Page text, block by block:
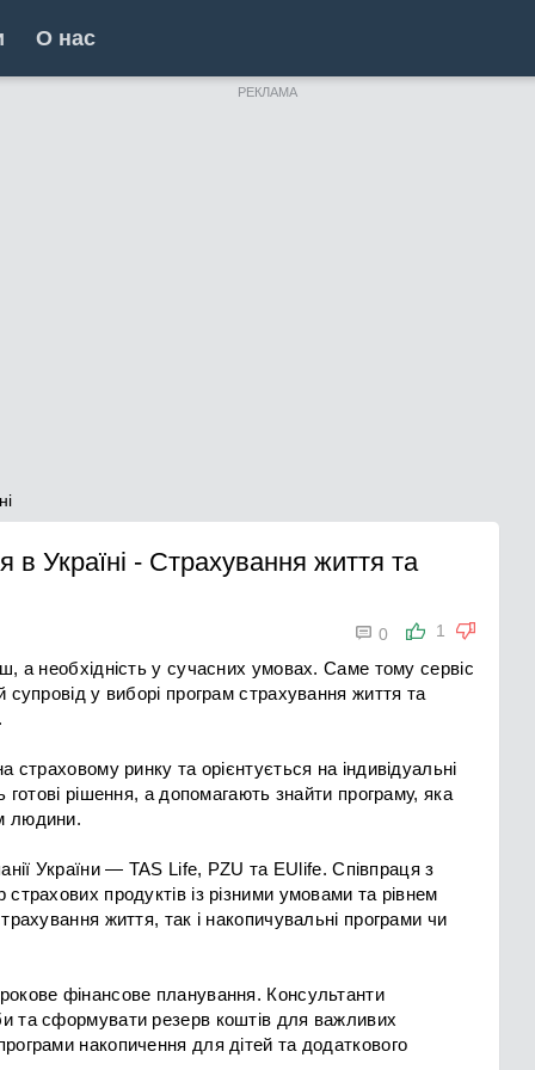
О нас
РЕКЛАМА
в Україні - Страхування життя та
1
 0
а необхідність у сучасних умовах. Саме тому сервіс
у виборі програм страхування життя та
страховому ринку та орієнтується на індивідуальні
готові рішення, а допомагають знайти програму, яка
людини.
України — TAS Life, PZU та EUlife. Співпраця з
продуктів із різними умовами та рівнем
життя, так і накопичувальні програми чи
фінансове планування. Консультанти
та сформувати резерв коштів для важливих
накопичення для дітей та додаткового